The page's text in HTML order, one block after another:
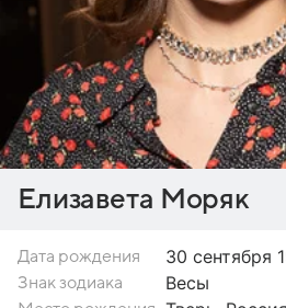
Елизавета Моряк
Дата рождения 30 сентября
Знак зодиака Весы